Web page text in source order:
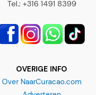
OVERIGE INFO
Adverteren
Disclaimer
Privacyverklaring